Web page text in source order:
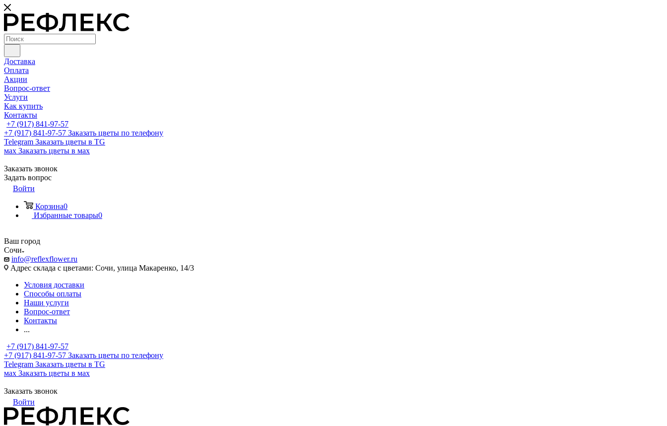
Доставка
Оплата
Акции
Вопрос-ответ
Услуги
Как купить
Контакты
+7 (917) 841-97-57
+7 (917) 841-97-57 Заказать цветы по телефону
Telegram Заказать цветы в TG
мах Заказать цветы в мах
Заказать звонок
Задать вопрос
Войти
Корзина0
Избранные товары0
Ваш город
Сочи
info@reflexflower.ru
Адрес склада с цветами: Сочи, улица Макаренко, 14/3
Условия доставки
Способы оплаты
Наши услуги
Вопрос-ответ
Контакты
...
+7 (917) 841-97-57
+7 (917) 841-97-57 Заказать цветы по телефону
Telegram Заказать цветы в TG
мах Заказать цветы в мах
Заказать звонок
Войти